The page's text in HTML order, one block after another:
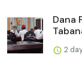
Dana
2